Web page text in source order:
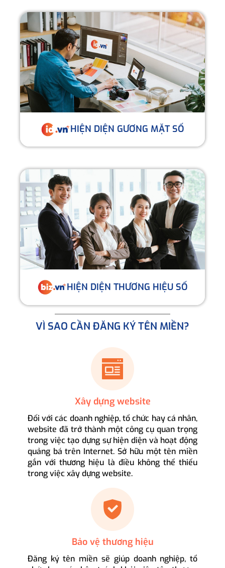
HIỆN DIỆN GƯƠNG MẶT SỐ
HIỆN DIỆN THƯƠNG HIỆU SỐ
VÌ SAO CẦN ĐĂNG KÝ TÊN MIỀN?
Xây dựng website
Đối với các doanh nghiệp, tổ chức hay cá nhân,
website đã trở thành một công cụ quan trọng
trong việc tạo dựng sự hiện diện và hoạt động
quảng bá trên Internet. Sở hữu một tên miền
gắn với thương hiệu là điều không thể thiếu
trong việc xây dựng website.
Bảo vệ thương hiệu
Đăng ký tên miền sẽ giúp doanh nghiệp, tổ